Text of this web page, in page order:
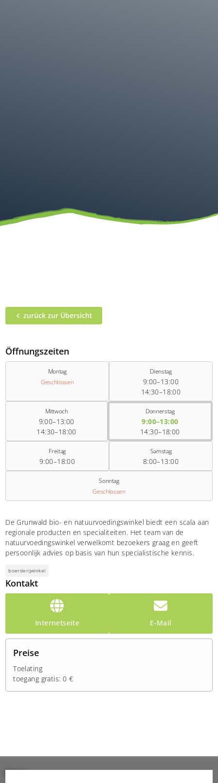
zurück zur Übersicht
Öffnungszeiten
Montag
Geschlossen
Dienstag
9:00–13:00
14:30–18:00
Mittwoch
9:00–13:00
14:30–18:00
Donnerstag
9:00–13:00
14:30–18:00
Freitag
9:00–18:00
Samstag
8:00–13:00
Sonntag
Geschlossen
De Grunwald bio- en natuurvoedingswinkel biedt een scala aan
regionale producten en specialiteiten. Het team van de
natuurvoedingswinkel verwelkomt bezoekers graag en geeft
persoonlijk advies op basis van hun specialistische kennis.
boerderijwinkel
Kontakt
Internetseite E-Mail
Preise
Toelating
toegang gratis: 0 €
Bilder